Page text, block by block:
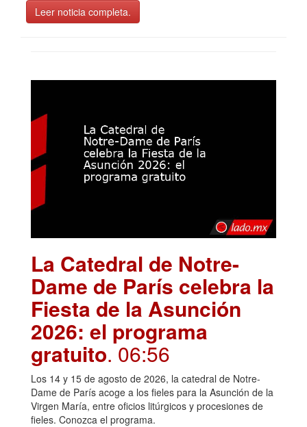
Leer noticia completa.
La Catedral de Notre-
Dame de París celebra la
Fiesta de la Asunción
2026: el programa
gratuito. 06:56
Los 14 y 15 de agosto de 2026, la catedral de Notre-
Dame de París acoge a los fieles para la Asunción de la
Virgen María, entre oficios litúrgicos y procesiones de
fieles. Conozca el programa.